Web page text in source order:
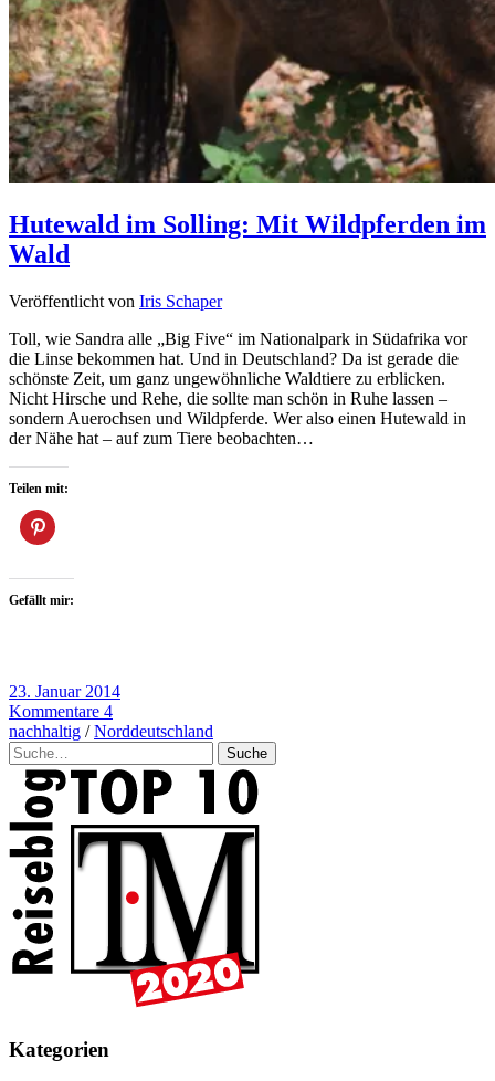
Hutewald im Solling: Mit Wildpferden im
Wald
Veröffentlicht von Iris Schaper
Toll, wie Sandra alle „Big Five“ im Nationalpark in Südafrika vor
die Linse bekommen hat. Und in Deutschland? Da ist gerade die
schönste Zeit, um ganz ungewöhnliche Waldtiere zu erblicken.
Nicht Hirsche und Rehe, die sollte man schön in Ruhe lassen –
sondern Auerochsen und Wildpferde. Wer also einen Hutewald in
der Nähe hat – auf zum Tiere beobachten…
Teilen mit:
Gefällt mir:
23. Januar 2014
Kommentare 4
nachhaltig /Norddeutschland
Suche
Kategorien